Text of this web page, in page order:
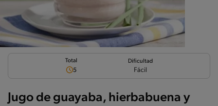
Total
5
Dificultad
Fácil
Jugo de guayaba, hierbabuena y